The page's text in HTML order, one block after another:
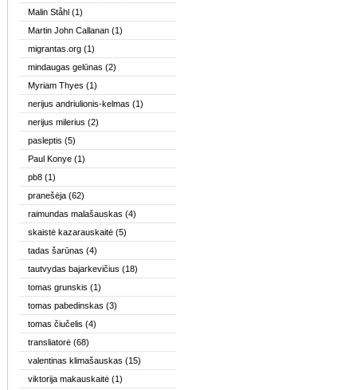
Malin Ståhl (1)
Martin John Callanan (1)
migrantas.org (1)
mindaugas gelūnas (2)
Myriam Thyes (1)
nerijus andriulionis-kelmas (1)
nerijus milerius (2)
pasleptis (5)
Paul Konye (1)
pb8 (1)
pranešėja (62)
raimundas malašauskas (4)
skaistė kazarauskaitė (5)
tadas šarūnas (4)
tautvydas bajarkevičius (18)
tomas grunskis (1)
tomas pabedinskas (3)
tomas čiučelis (4)
transliatorė (68)
valentinas klimašauskas (15)
viktorija makauskaitė (1)